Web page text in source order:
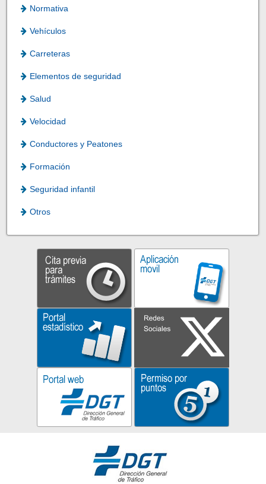
Normativa
Vehículos
Carreteras
Elementos de seguridad
Salud
Velocidad
Conductores y Peatones
Formación
Seguridad infantil
Otros